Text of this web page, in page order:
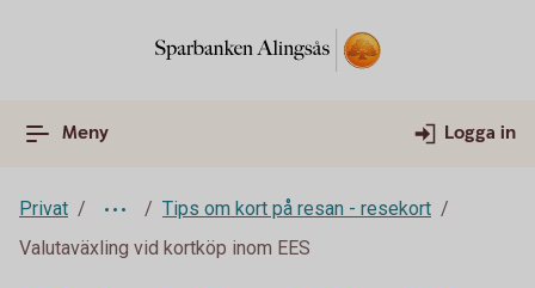
Meny Logga in
Privat
Tips om kort på resan - resekort
Valutaväxling vid kortköp inom EES